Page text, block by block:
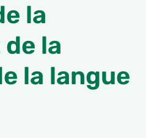
la
la
la langue